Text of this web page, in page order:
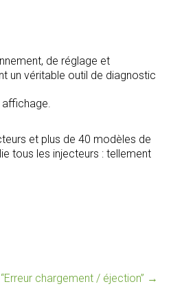
de réglage et
un véritable outil de diagnostic
et plus de 40 modèles de
tous les injecteurs : tellement
chargement / éjection” →